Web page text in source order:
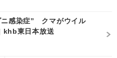
ニ感染症” クマがウイル
khb東日本放送